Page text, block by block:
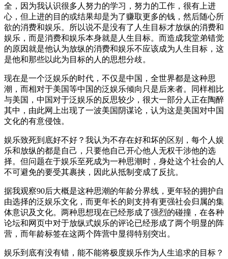
全，因为我认识很多人努力的学习，努力的工作，很有上进
心，但上进的目的或结果却是为了赚取更多的钱，然后随心所
欲的消费和娱乐。所以说不是没有了人生目标才放纵的消费和
娱乐，而是消费和娱乐本身就是人生目标。而造成我堂弟错觉
的原因就是他认为放纵的消费和娱乐不应该成为人生目标，这
是他和那些以此为目标的人的思想分歧。
现在是一个泛娱乐的时代，不仅是中国，全世界都是这种思
潮，而相对于美国等中国的泛娱乐倾向只是后来者。同样相比
与美国，中国对于泛娱乐的反思较少，很大一部分人正在陶醉
其中，由此网上出现了一波美国阴谋论，认为这是美国对中国
文化的有意侵蚀。
娱乐致死到底好不好？我认为不存在好和坏的区别，每个人娱
乐和放纵的都是自己，只要他自己开心他人无权干涉他的选
择。但问题在于娱乐至死成为一种思潮时，身处这个社会的人
不可避免的要受其裹挟，因此从抵制变成了反抗。
据我观察90后大概是这种思潮的年龄分界线，更年轻的拥护自
由选择的泛娱乐文化，而更年长的则支持有更强社会归属的集
体意识及文化。两种思想现在已经形成了强烈的碰撞，在各种
论坛和网页中对于放纵式娱乐的评论已经形成了两个明显的阵
营，而年龄标签在这两个阵营中显得特别突出。
娱乐到底有没有错，能不能将极度娱乐作为人生追求的目标？